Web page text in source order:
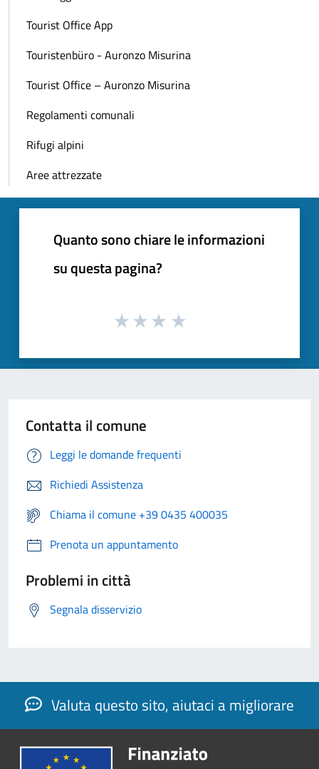
Tourist Office App
Touristenbüro - Auronzo Misurina
Tourist Office – Auronzo Misurina
Regolamenti comunali
Rifugi alpini
Aree attrezzate
Quanto sono chiare le informazioni
su questa pagina?
Contatta il comune
Leggi le domande frequenti
Richiedi Assistenza
Chiama il comune +39 0435 400035
Prenota un appuntamento
Problemi in città
Segnala disservizio
Valuta questo sito, aiutaci a migliorare